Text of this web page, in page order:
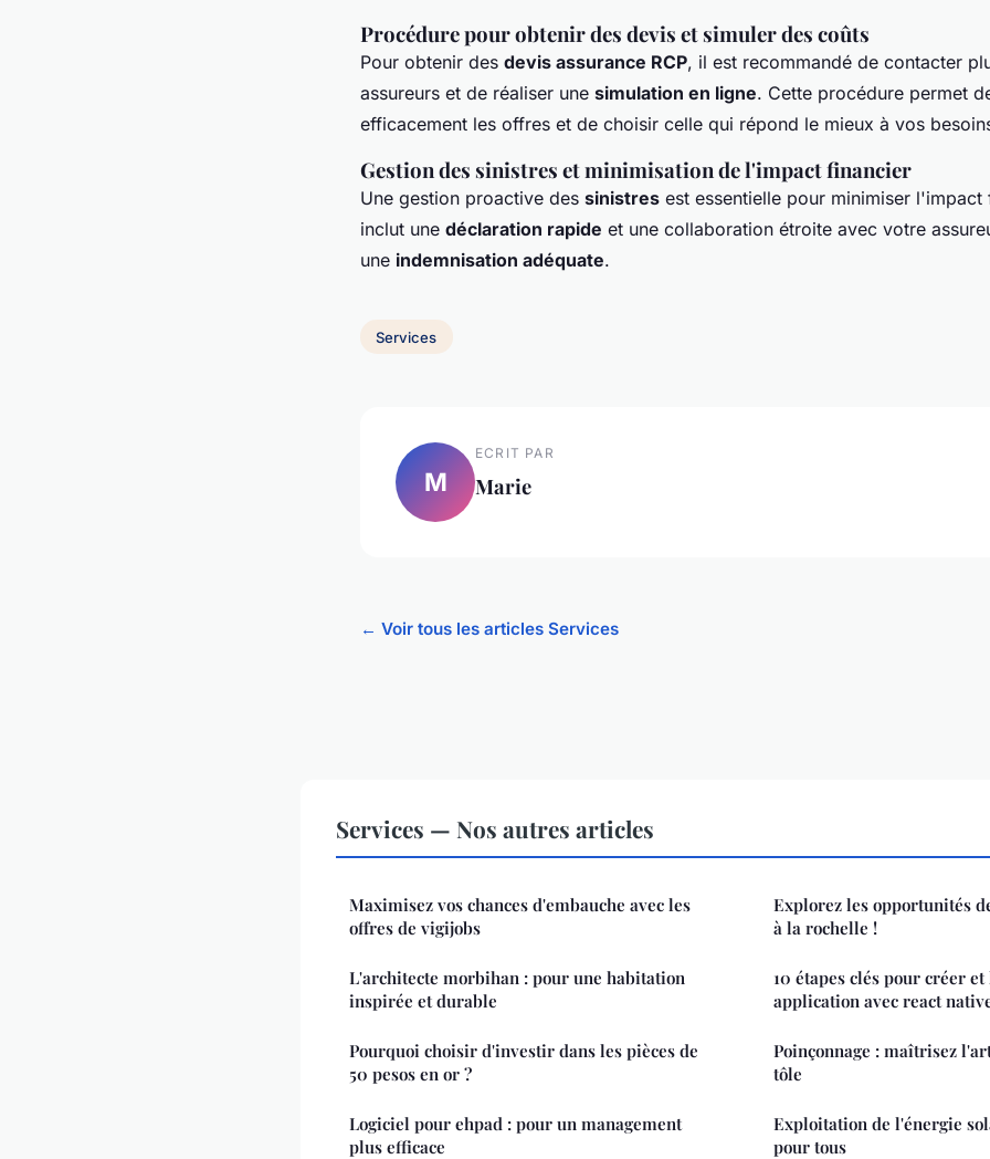
Procédure pour obtenir des devis et simuler des coûts
Pour obtenir des devis assurance RCP, il est recommandé de contacter
assureurs et de réaliser une simulation en ligne. Cette procédure permet
efficacement les offres et de choisir celle qui répond le mieux à vos
Gestion des sinistres et minimisation de l'impact financier
Une gestion proactive des sinistres est essentielle pour minimiser l'impact
inclut une déclaration rapide et une collaboration étroite avec votre
une indemnisation adéquate.
Services
M
ECRIT PAR
Marie
← Voir tous les articles Services
Services — Nos autres articles
Maximisez vos chances d'embauche avec les
offres de vigijobs
L'architecte morbihan : pour une habitation
inspirée et durable
Pourquoi choisir d'investir dans les pièces de
50 pesos en or ?
Logiciel pour ehpad : pour un management
plus efficace
Explorez les opportunités
à la rochelle !
10 étapes clés pour créer
application avec react
Poinçonnage : maîtrisez
tôle
Exploitation de l'énergie
pour tous